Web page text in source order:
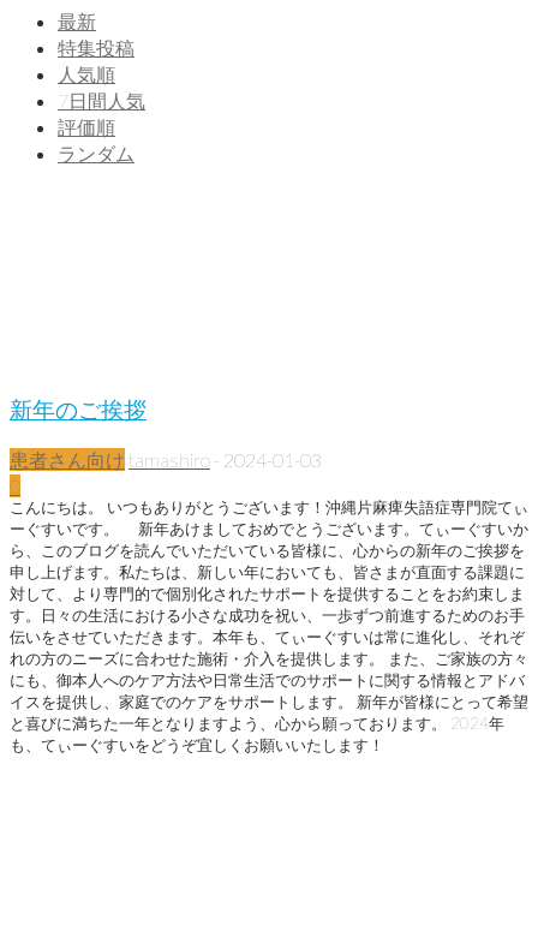
最新
特集投稿
人気順
7日間人気
評価順
ランダム
新年のご挨拶
患者さん向け tamashiro - 2024-01-03
0
こんにちは。 いつもありがとうございます！沖縄片麻痺失語症専門院てぃ
ーぐすいです。 新年あけましておめでとうございます。てぃーぐすいか
ら、このブログを読んでいただいている皆様に、心からの新年のご挨拶を
申し上げます。私たちは、新しい年においても、皆さまが直面する課題に
対して、より専門的で個別化されたサポートを提供することをお約束しま
す。日々の生活における小さな成功を祝い、一歩ずつ前進するためのお手
伝いをさせていただきます。本年も、てぃーぐすいは常に進化し、それぞ
れの方のニーズに合わせた施術・介入を提供します。 また、ご家族の方々
にも、御本人へのケア方法や日常生活でのサポートに関する情報とアドバ
イスを提供し、家庭でのケアをサポートします。 新年が皆様にとって希望
と喜びに満ちた一年となりますよう、心から願っております。 2024年
も、てぃーぐすいをどうぞ宜しくお願いいたします！